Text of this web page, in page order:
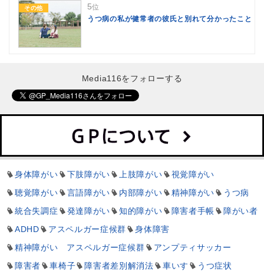
その他 5位
うつ病の私が健常者の彼氏と別れて分かったこと
Media116をフォローする
身体障がい 下肢障がい 上肢障がい
視覚障がい
聴覚障がい
言語障がい 内部障がい 精神障がい
うつ病
統合失調症
発達障がい 知的障がい 障害者手帳
障がい者
ADHD
アスペルガー症候群
身体障害
精神障がい アスペルガー症候群
アンプティサッカー
障害者
車椅子 障害者差別解消法 車いす
うつ症状